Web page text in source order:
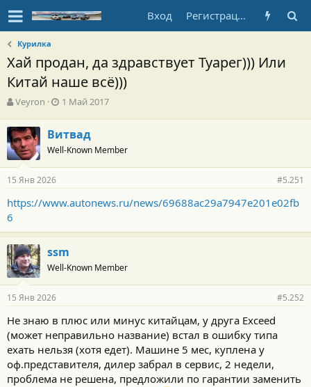
Вход Регистрация
Курилка
Хай продан, да здравствует Туарег))) Или
Китай наше всё)))
А
т
о
р
т
е
м
ы
Veyron
Д
а
н
а
л
1 Май 2017
Витвад
Well-Known Member
15 Янв 2026 #5.251
https://www.autonews.ru/news/69688ac29a7947e201e02fb
6
ssm
Well-Known Member
15 Янв 2026 #5.252
Не знаю в плюс или минус китайцам, у друга Exceed
(может неправильно название) встал в ошибку типа
ехать нельзя (хотя едет). Машине 5 мес, куплена у
оф.представителя, дилер забрал в сервис, 2 недели,
проблема не решена, предложили по гарантии заменить